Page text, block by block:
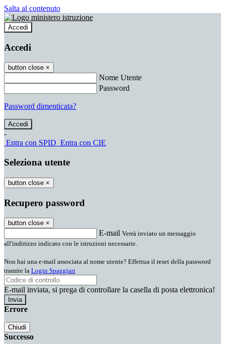
Salta al contenuto
Accedi
Accedi
button close ×
Nome Utente
Password
Password dimenticata?
-
Entra con SPID Entra con CIE
Seleziona utente
button close ×
Recupero password
button close ×
E-mail Verrà inviato un messaggio
all'indirizzo indicato con le istruzioni necessarie.
Non hai una e-mail associata al nome utente? Effettua il reset della password
tramite la Login Spaggiari
E-mail inviata, si prega di controllare la casella di posta elettronica!
Errore
Chiudi
Successo